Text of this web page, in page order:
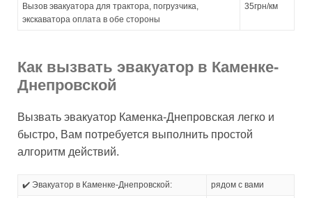
Вызов эвакуатора для трактора, погрузчика,
экскаватора оплата в обе стороны
35грн/км
Как вызвать эвакуатор в Каменке-
Днепровской
Вызвать эвакуатор Каменка-Днепровская легко и
быстро, Вам потребуется выполнить простой
алгоритм действий.
✔️ Эвакуатор в Каменке-Днепровской: рядом с вами